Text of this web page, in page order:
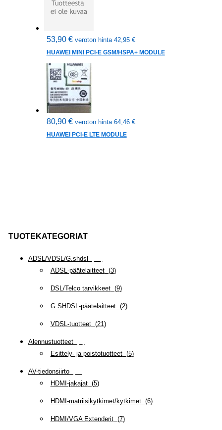
TUOTEKATEGORIAT
ADSL/VDSL/G.shdsl
ADSL-päätelaitteet(3)
DSL/Telco tarvikkeet(9)
G.SHDSL-päätelaitteet(2)
VDSL-tuotteet(21)
Alennustuotteet(
Esittely- ja poistotuotteet(5)
AV-tiedonsiirto(
HDMI-jakajat(5)
HDMI-matriisikytkimet/kytkimet(6)
HDMI/VGA Extenderit(7)
53,90 € veroton hinta 42,95 €
HUAWEI MINI PCI-E GSM/HSPA+ MODULE
80,90 € veroton hinta 64,46 €
HUAWEI PCI-E LTE MODULE